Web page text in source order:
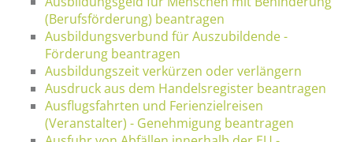
(Berufsförderung) beantragen
Ausbildungsverbund für Auszubildende -
Förderung beantragen
Ausbildungszeit verkürzen oder verlängern
Ausdruck aus dem Handelsregister beantragen
Ausflugsfahrten und Ferienzielreisen
(Veranstalter) - Genehmigung beantragen